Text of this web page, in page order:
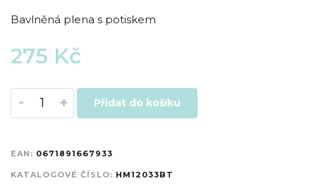
Bavlněná plena s potiskem
275 Kč
- + Přidat do košíku
EAN: 0671891667933
KATALOGOVÉ ČÍSLO: HM12033BT